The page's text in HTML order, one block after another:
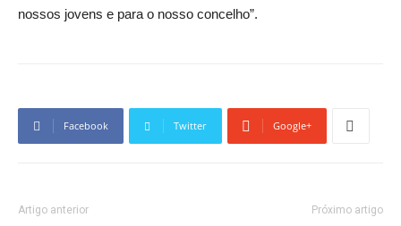
nossos jovens e para o nosso concelho”.
Facebook Twitter Google+
Artigo anterior Próximo artigo